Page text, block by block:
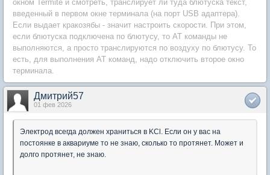
окном Termite и смотреть, транслирует ли туда блютуска текст,
введенный в первом окне терминала (на порт USB адаптера).
Если выдает кракозябы - значит настроить скорости. При этом,
если блютуска подключена по блютусу, то AT команды не
выполняются, а просто транслируются по воздуху по блютусу. То
есть, для выполнения AT команд, надо отключить второе окно
терминала.
Дмитрий57
01 фев 2026
Электрод всегда должен храниться в KCl. Если он у вас на
постоянке в аквариуме то не знаю, сколько то протянет. Может и
долго протянет, не знаю.